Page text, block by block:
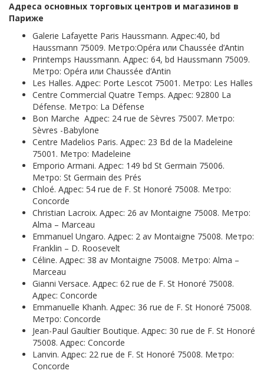
Адреса основных торговых центров и магазинов в
Париже
Galerie Lafayette Paris Haussmann. Адрес:40, bd
Haussmann 75009. Метро:Opéra или Chaussée d’Antin
Printemps Haussmann. Адрес: 64, bd Haussmann 75009.
Метро: Opéra или Chaussée d’Antin
Les Halles. Адрес: Porte Lescot 75001. Метро: Les Halles
Centre Commercial Quatre Temps. Адрес: 92800 La
Défense. Метро: La Défense
Bon Marche Адрес: 24 rue de Sèvres 75007. Метро:
Sèvres -Babylone
Centre Madelios Paris. Адрес: 23 Bd de la Madeleine
75001. Метро: Madeleine
Emporio Armani. Адрес: 149 bd St Germain 75006.
Метро: St Germain des Prés
Chloé. Адрес: 54 rue de F. St Honoré 75008. Метро:
Concorde
Christian Lacroix. Адрес: 26 av Montaigne 75008. Метро:
Alma – Marceau
Emmanuel Ungaro. Адрес: 2 av Montaigne 75008. Метро:
Franklin – D. Roosevelt
Céline. Адрес: 38 av Montaigne 75008. Метро: Alma –
Marceau
Gianni Versace. Адрес: 62 rue de F. St Honoré 75008.
Адрес: Concorde
Emmanuelle Khanh. Адрес: 36 rue de F. St Honoré 75008.
Метро: Concorde
Jean-Paul Gaultier Boutique. Адрес: 30 rue de F. St Honoré
75008. Адрес: Concorde
Lanvin. Адрес: 22 rue de F. St Honoré 75008. Метро:
Concorde